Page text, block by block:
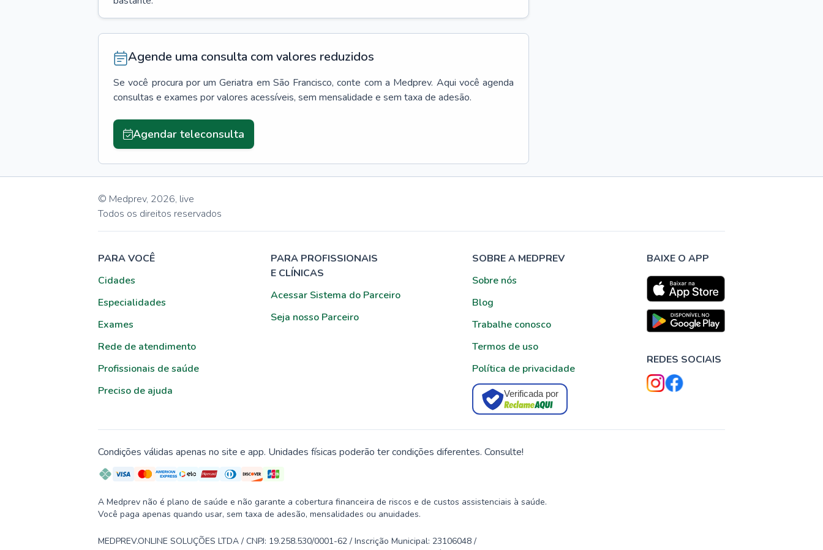
Agende uma consulta com valores reduzidos
Se você procura por um Geriatra em São Francisco, conte com a Medprev. Aqui você agenda
consultas e exames por valores acessíveis, sem mensalidade e sem taxa de adesão.
Agendar teleconsulta
© Medprev, 2026, live
Todos os direitos reservados
PARA VOCÊ
Cidades
Especialidades
Exames
Rede de atendimento
Profissionais de saúde
Preciso de ajuda
PARA PROFISSIONAIS
E CLÍNICAS
Acessar Sistema do Parceiro
Seja nosso Parceiro
SOBRE A MEDPREV
Sobre nós
Blog
Trabalhe conosco
Termos de uso
Política de privacidade
Verificada por
BAIXE O APP
REDES SOCIAIS
Condições válidas apenas no site e app. Unidades físicas poderão ter condições diferentes. Consulte!
A Medprev não é plano de saúde e não garante a cobertura financeira de riscos e de custos assistenciais à saúde.
Você paga apenas quando usar, sem taxa de adesão, mensalidades ou anuidades.
MEDPREV.ONLINE SOLUÇÕES LTDA / CNPJ: 19.258.530/0001-62 / Inscrição Municipal: 23106048 /